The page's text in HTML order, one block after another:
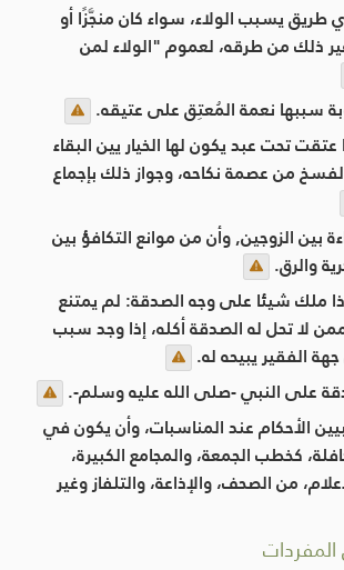
طريق يسبب الولاء، سواء كان منجَّزًا أو
غير ذلك من طرقه، لعموم "الولاء لمن
سببها نعمة المُعتِق على عتيقه.
عتقت تحت عبد يكون لها الخيار يين البقاء
من عصمة نكاحه، وجواز ذلك بإجماع
بين الزوجين, وأن من موانع التكافؤ بين
والرق.
ملك شيئا على وجه الصدقة: لم يمتنع
لا تحل له الصدقة أكله، إذا وجد سبب
الفقير يبيحه له.
على النبي -صلى الله عليه وسلم-.
الأحكام عند المناسبات، وأن يكون في
كخطب الجمعة، والمجامع الكبيرة،
من الصحف، والإذاعة، والتلفاز وغير